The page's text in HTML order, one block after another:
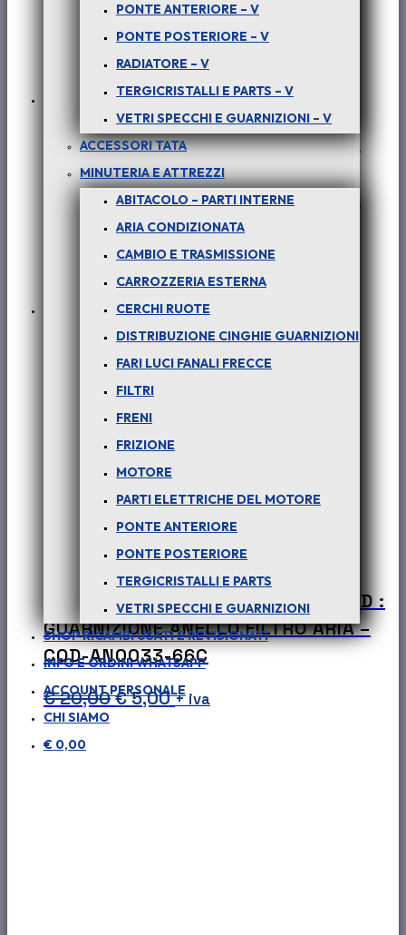
PONTE ANTERIORE – V
PONTE POSTERIORE – V
RADIATORE – V
TERGICRISTALLI E PARTS – V
VETRI SPECCHI E GUARNIZIONI – V
ACCESSORI TATA
MINUTERIA E ATTREZZI
ABITACOLO – PARTI INTERNE
ARIA CONDIZIONATA
CAMBIO E TRASMISSIONE
CARROZZERIA ESTERNA
CERCHI RUOTE
DISTRIBUZIONE CINGHIE GUARNIZIONI
FARI LUCI FANALI FRECCE
FILTRI
FRENI
FRIZIONE
MOTORE
PARTI ELETTRICHE DEL MOTORE
PONTE ANTERIORE
PONTE POSTERIORE
TERGICRISTALLI E PARTS
VETRI SPECCHI E GUARNIZIONI
SHOP RICAMBI USATI E REVISIONATI
INFO E ORDINI WHATSAPP
ACCOUNT PERSONALE
CHI SIAMO
€ 0,00
PER PICK-UP TELCOLINE – (tutte le
versioni) : TERZO STOP PER
RIBALTABILE – COD-Y0093-TRV103
PER SAFARI e PICK-UP TELCO 2.0 TD :
GUARNIZIONE ANELLO FILTRO ARIA –
COD-AN0033-66C
€20,00Il
€5,00Il+ iva